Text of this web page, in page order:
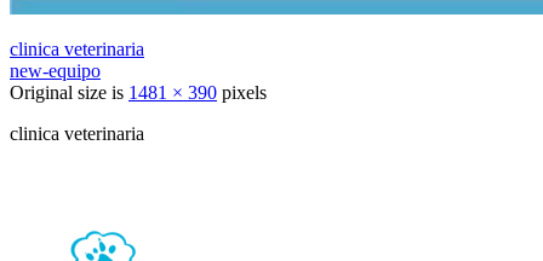
clinica veterinaria
new-equipo
Original size is 1481 × 390 pixels
clinica veterinaria